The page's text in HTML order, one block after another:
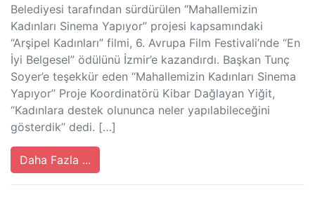
Belediyesi tarafından sürdürülen “Mahallemizin
Kadınları Sinema Yapıyor” projesi kapsamındaki
“Arşipel Kadınları” filmi, 6. Avrupa Film Festivali’nde “En
İyi Belgesel” ödülünü İzmir’e kazandırdı. Başkan Tunç
Soyer’e teşekkür eden “Mahallemizin Kadınları Sinema
Yapıyor” Proje Koordinatörü Kibar Dağlayan Yiğit,
“Kadınlara destek olununca neler yapılabileceğini
gösterdik” dedi. […]
Daha Fazla ...